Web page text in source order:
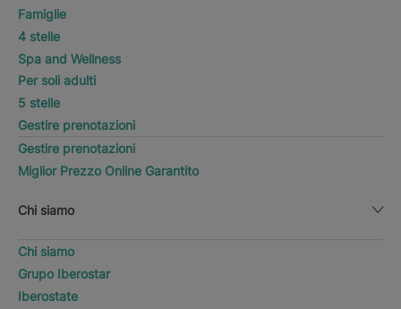
Famiglie
4 stelle
Spa and Wellness
Per soli adulti
5 stelle
Gestire prenotazioni
Gestire prenotazioni
Miglior Prezzo Online Garantito
Chi siamo
Chi siamo
Grupo Iberostar
Iberostate